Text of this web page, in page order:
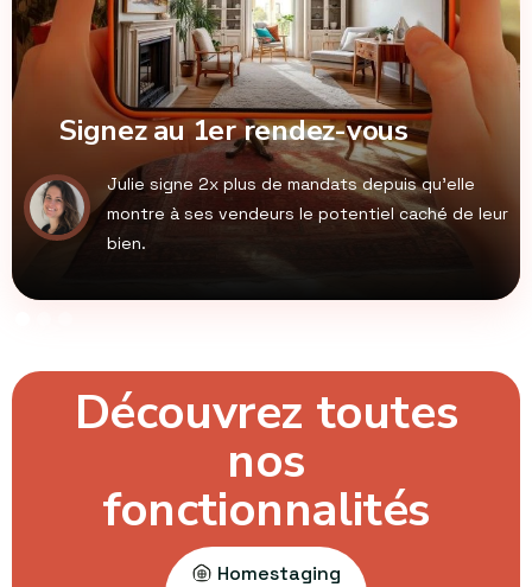
Signez au 1er rendez-vous
​Julie signe 2x plus de mandats depuis qu’elle
montre à ses vendeurs le potentiel caché de leur
bien.
Découvrez toutes
nos
fonctionnalités
Homestaging